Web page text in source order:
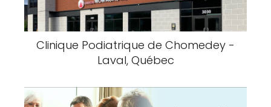
Clinique Podiatrique de Chomedey -
Laval, Québec